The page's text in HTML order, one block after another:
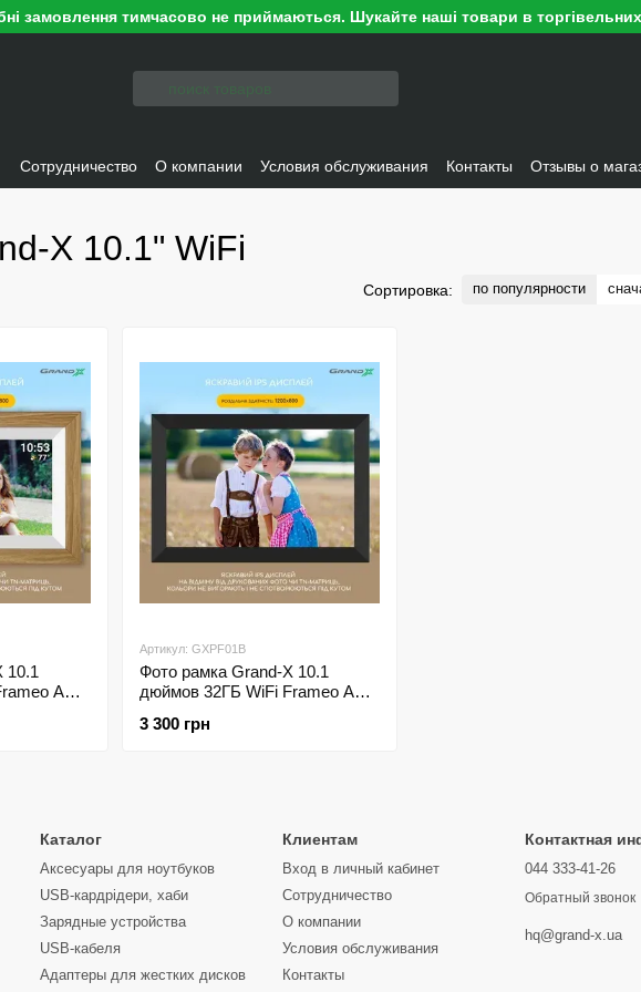
замовлення тимчасово не приймаються. Шукайте наші товари в
Сотрудничество О компании Условия обслуживания Контакты Отзывы о
X 10.1" WiFi
Сортировка: по популярности
10.1
APP
Артикул: GXPF01B
Фото рамка Grand-X 10.1
дюймов 32ГБ WiFi Frameo APP
3 300 грн
Каталог
Аксесуары для ноутбуков
USB-кардрідери, хаби
Зарядные устройства
USB-кабеля
Адаптеры для жестких дисков
Клиентам
Вход в личный кабинет
Сотрудничество
О компании
Условия обслуживания
Контакты
Контактная
044 333-41-26
Обратный звонок
hq@grand-x.ua